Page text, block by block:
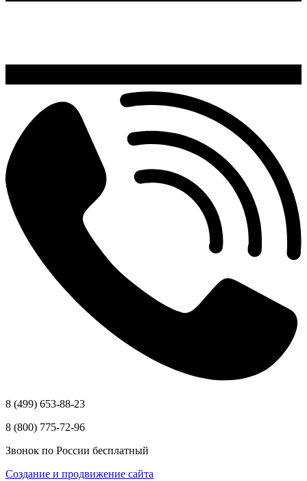
8 (499) 653-88-23
8 (800) 775-72-96
Звонок по России бесплатный
Создание и продвижение сайта